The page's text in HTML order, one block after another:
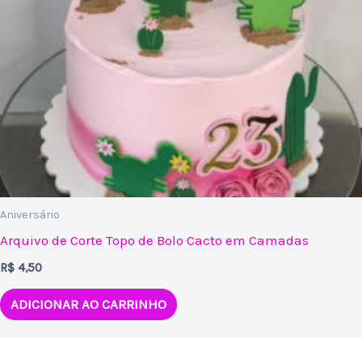
Aniversário
Arquivo de Corte Topo de Bolo Cacto em Camadas
R$ 4,50
ADICIONAR AO CARRINHO